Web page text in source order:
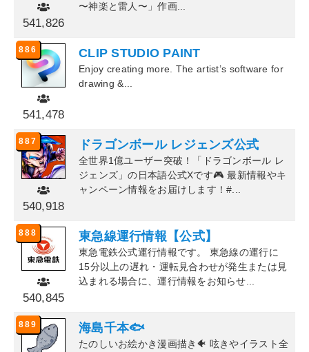
541,826
〜神楽と雷人〜」作画...
886
541,478
CLIP STUDIO PAINT
Enjoy creating more. The artist’s software for
drawing &...
887
540,918
ドラゴンボール レジェンズ公式
全世界1億ユーザー突破！「ドラゴンボール レ
ジェンズ」の日本語公式Xです🎮 最新情報やキ
ャンペーン情報をお届けします！#...
888
540,845
東急線運行情報【公式】
東急電鉄公式運行情報です。 東急線の運行に
15分以上の遅れ・運転見合わせが発生または見
込まれる場合に、運行情報をお知らせ...
889 海島千本🐟
たのしいお絵かき漫画描き🐠 呟きやイラスト全